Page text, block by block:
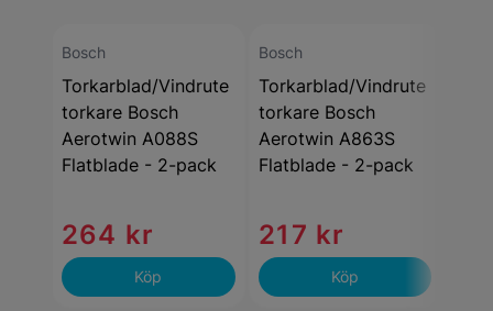
Bosch
Torkarblad/Vindrute
torkare Bosch
Aerotwin A088S
Flatblade - 2-pack
264 kr
Köp
Bosch
Torkarblad/Vindrute
torkare Bosch
Aerotwin A863S
Flatblade - 2-pack
217 kr
Köp